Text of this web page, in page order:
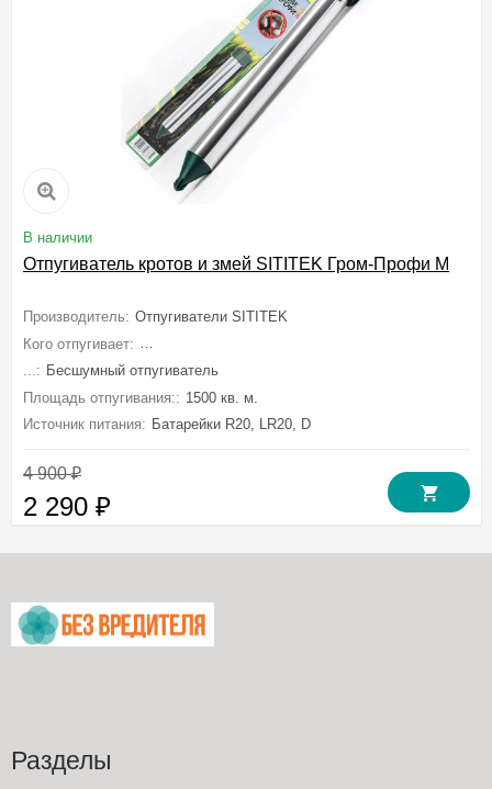
В наличии
Отпугиватель кротов и змей SITITEK Гром-Профи М
Производитель: Отпугиватели SITITEK
Кого отпугивает: Кротов, Мышей, Крыс, Землероек, Змей, Сусликов
...: Бесшумный отпугиватель
Площадь отпугивания:: 1500 кв. м.
Источник питания: Батарейки R20, LR20, D
4 900₽
2 290 ₽
Разделы